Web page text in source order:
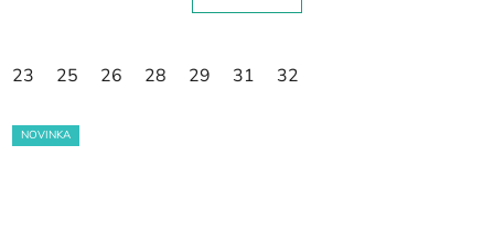
23 25 26 28 29 31 32
NOVINKA